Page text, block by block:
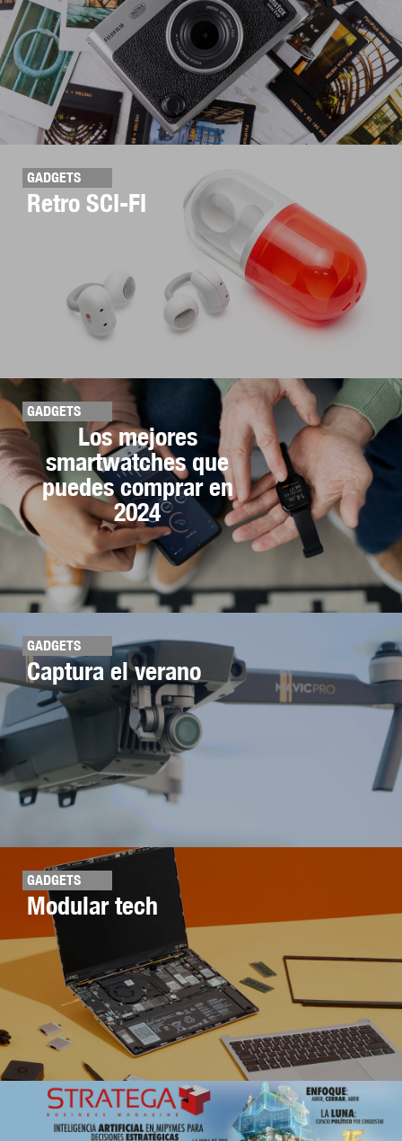
GADGETS
Retro SCI-FI
GADGETS
Los mejores
smartwatches que
puedes comprar en
2024
GADGETS
Captura el verano
GADGETS
Modular tech